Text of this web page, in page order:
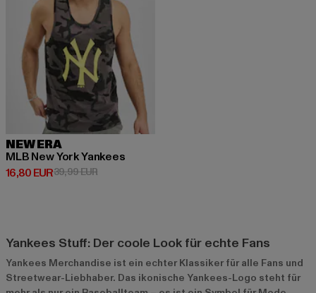
NEW ERA
MLB New York Yankees
16,80 EUR
Derzeitiger Preis: 16,80 EUR
39,99 EURAktionspreis: 39,99 EUR
Yankees Stuff: Der coole Look für echte Fans
Yankees Merchandise ist ein echter Klassiker für alle Fans und
Streetwear-Liebhaber. Das ikonische Yankees-Logo steht für